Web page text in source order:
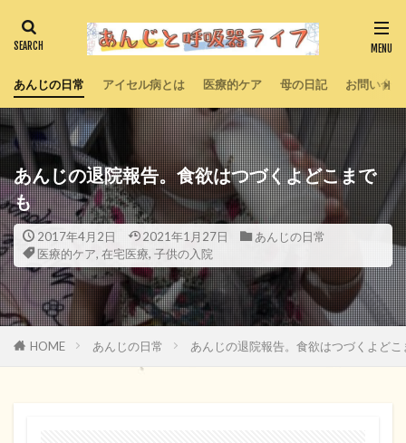
あんじの日常 アイセル病とは 医療的ケア 母の日記 お問い合
あんじの退院報告。食欲はつづくよどこまで
も
2017年4月2日 2021年1月27日
あんじの日常
医療的ケア, 在宅医療, 子供の入院
HOME あんじの日常 あんじの退院報告。食欲はつづくよどこ